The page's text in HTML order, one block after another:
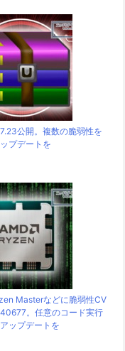
公開。複数の脆弱性を
プデートを
Masterなどに脆弱性CV
。任意のコード実行
ップデートを